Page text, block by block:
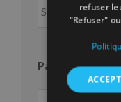
mois
Par an
refuser
"Refuser"